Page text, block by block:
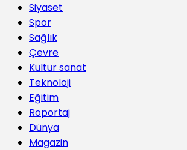
Siyaset
Spor
Sağlık
Çevre
Kültür sanat
Teknoloji
Eğitim
Röportaj
Dünya
Magazin